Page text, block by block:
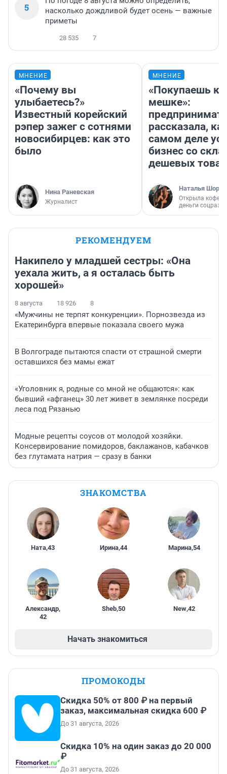
5
насколько дождливой будет осень — важные
приметы
28 535 7
МНЕНИЕ
«Почему вы
улыбаетесь?»
Известный корейский
рэпер зажег с сотнями
новосибирцев: как это
было
Нина Раневская
Журналист
МНЕНИЕ
«Покупаешь
мешке»:
рассказала,
самом деле
бизнес со
дешевых
Наталья
Открыла
деньги
РЕКОМЕНДУЕМ
Накипело у младшей сестры: «Она
уехала жить, а я осталась быть
хорошей»
8 августа 18 926 8
«Мужчины не терпят конкуренции». Порнозвезда из
Екатеринбурга впервые показала своего мужа
В Волгограде пытаются спасти от страшной смерти
оставшихся без мамы ежат
«Уголовник я, родные со мной не общаются»: как
бывший «афганец» 30 лет живет в землянке посреди
леса под Рязанью
Модные рецепты соусов от молодой хозяйки.
Консервирование помидоров, баклажанов, кабачков
без глутамата натрия — сразу в банки
ЗНАКОМСТВА
Ната,43 Ирина,44 Марина,54
Александр,
42
Sheb,50 New,42
Начать знакомиться
ПРОМОКОДЫ
Скидка 50% от 800 ₽ на первый
заказ, максимальная скидка 600 ₽
До 31 августа, 2026
Скидка 10% на один заказ до 20 000
₽
До 31 августа, 2026